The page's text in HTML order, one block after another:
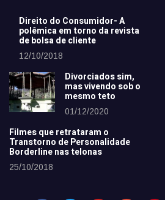
Direito do Consumidor- A
polêmica em torno da revista
de bolsa de cliente
12/10/2018
Divorciados sim,
mas vivendo sob o
mesmo teto
01/12/2020
Filmes que retrataram o
Transtorno de Personalidade
Borderline nas telonas
25/10/2018